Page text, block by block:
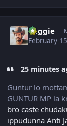
baggie
February
25 minutes
Guntur lo
GUNTUR MP la
bro caste
ippudunna Anti